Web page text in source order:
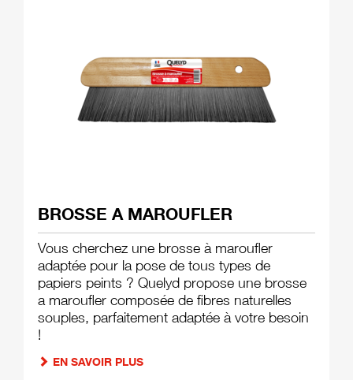
BROSSE A MAROUFLER
Vous cherchez une brosse à maroufler
adaptée pour la pose de tous types de
papiers peints ? Quelyd propose une brosse
a maroufler composée de fibres naturelles
souples, parfaitement adaptée à votre besoin
!
EN SAVOIR PLUS